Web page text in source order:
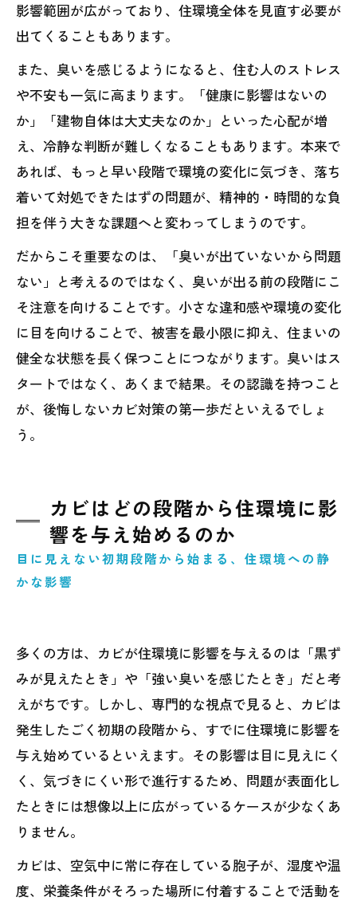
影響範囲が広がっており、住環境全体を見直す必要が
出てくることもあります。
また、臭いを感じるようになると、住む人のストレス
や不安も一気に高まります。「健康に影響はないの
か」「建物自体は大丈夫なのか」といった心配が増
え、冷静な判断が難しくなることもあります。本来で
あれば、もっと早い段階で環境の変化に気づき、落ち
着いて対処できたはずの問題が、精神的・時間的な負
担を伴う大きな課題へと変わってしまうのです。
だからこそ重要なのは、「臭いが出ていないから問題
ない」と考えるのではなく、臭いが出る前の段階にこ
そ注意を向けることです。小さな違和感や環境の変化
に目を向けることで、被害を最小限に抑え、住まいの
健全な状態を長く保つことにつながります。臭いはス
タートではなく、あくまで結果。その認識を持つこと
が、後悔しないカビ対策の第一歩だといえるでしょ
う。
カビはどの段階から住環境に影
響を与え始めるのか
目に見えない初期段階から始まる、住環境への静
かな影響
多くの方は、カビが住環境に影響を与えるのは「黒ず
みが見えたとき」や「強い臭いを感じたとき」だと考
えがちです。しかし、専門的な視点で見ると、カビは
発生したごく初期の段階から、すでに住環境に影響を
与え始めているといえます。その影響は目に見えにく
く、気づきにくい形で進行するため、問題が表面化し
たときには想像以上に広がっているケースが少なくあ
りません。
カビは、空気中に常に存在している胞子が、湿度や温
度、栄養条件がそろった場所に付着することで活動を